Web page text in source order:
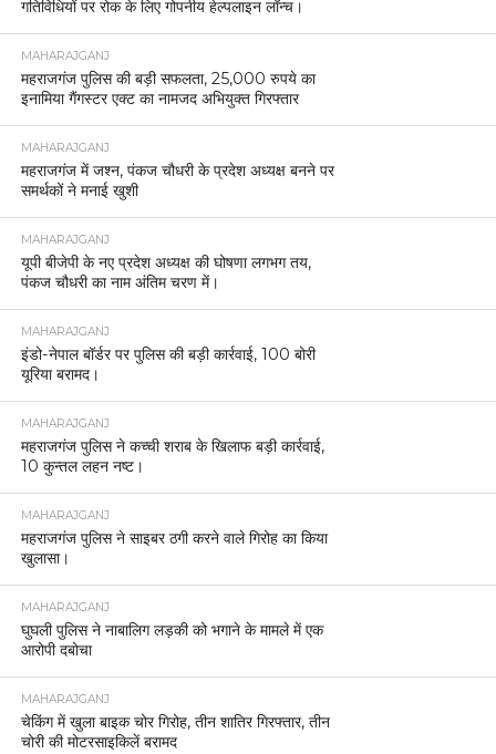
गतिविधियों पर रोक के लिए गोपनीय हेल्पलाइन लॉन्च।
MAHARAJGANJ
महराजगंज पुलिस की बड़ी सफलता, 25,000 रुपये का
इनामिया गैंगस्टर एक्ट का नामजद अभियुक्त गिरफ्तार
MAHARAJGANJ
महराजगंज में जश्न, पंकज चौधरी के प्रदेश अध्यक्ष बनने पर
समर्थकों ने मनाई खुशी
MAHARAJGANJ
यूपी बीजेपी के नए प्रदेश अध्यक्ष की घोषणा लगभग तय,
पंकज चौधरी का नाम अंतिम चरण में।
MAHARAJGANJ
इंडो-नेपाल बॉर्डर पर पुलिस की बड़ी कार्रवाई, 100 बोरी
यूरिया बरामद।
MAHARAJGANJ
महराजगंज पुलिस ने कच्ची शराब के खिलाफ बड़ी कार्रवाई,
10 कुन्तल लहन नष्ट।
MAHARAJGANJ
महराजगंज पुलिस ने साइबर ठगी करने वाले गिरोह का किया
खुलासा।
MAHARAJGANJ
घुघली पुलिस ने नाबालिग लड़की को भगाने के मामले में एक
आरोपी दबोचा
MAHARAJGANJ
चेकिंग में खुला बाइक चोर गिरोह, तीन शातिर गिरफ्तार, तीन
चोरी की मोटरसाइकिलें बरामद